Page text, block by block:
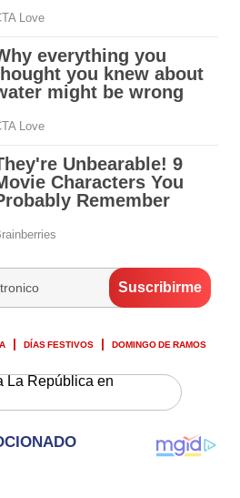
DÍAS FESTIVOS DOMINGO DE RAMOS
La República en